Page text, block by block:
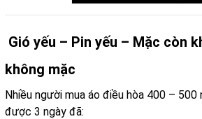
Gió yếu – Pin yếu – Mặc còn
không mặc
Nhiều người mua áo điều hòa 400 – 500
được 3 ngày đã: